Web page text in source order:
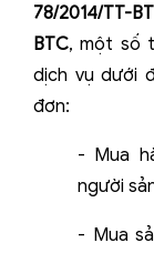
78/2014/TT-
BTC, một số
dịch vụ dưới
đơn:
- Mua
người
- Mua